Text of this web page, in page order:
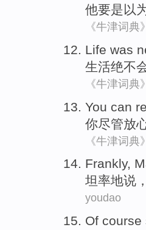
他要是以
《牛津词典》
Life was
生活绝不
《牛津词典》
You can
你尽管放
《牛津词典》
Frankly,
坦率地说 ，
youdao
Of course